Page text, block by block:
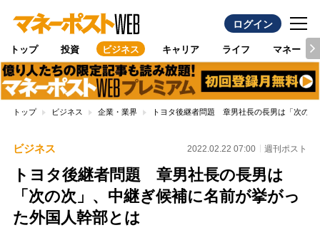
ログイン
トップ 投資 ビジネス キャリア ライフ マネー
トップ ビジネス 企業・業界 トヨタ後継者問題 章男社長の長男は「次の
ビジネス 2022.02.22 07:00 週刊ポスト
トヨタ後継者問題 章男社長の長男は
「次の次」、中継ぎ候補に名前が挙がっ
た外国人幹部とは